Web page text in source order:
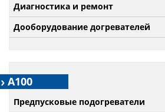
Диагностика и ремонт
Дооборудование догревателей
А100
Предпусковые подогреватели